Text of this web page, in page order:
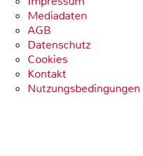
Mediadaten
AGB
Datenschutz
Cookies
Kontakt
Nutzungsbedingungen